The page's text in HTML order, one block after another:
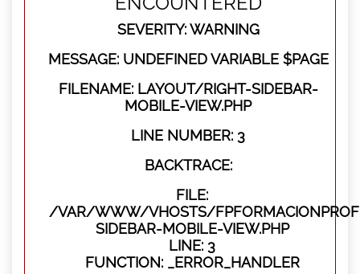
SEVERITY: WARNING
MESSAGE: UNDEFINED VARIABLE $PAGE
FILENAME: LAYOUT/RIGHT-SIDEBAR-
MOBILE-VIEW.PHP
LINE NUMBER: 3
BACKTRACE:
FILE:
/VAR/WWW/VHOSTS/
SIDEBAR-MOBILE-VIEW.PHP
LINE: 3
FUNCTION: _ERROR_HANDLER